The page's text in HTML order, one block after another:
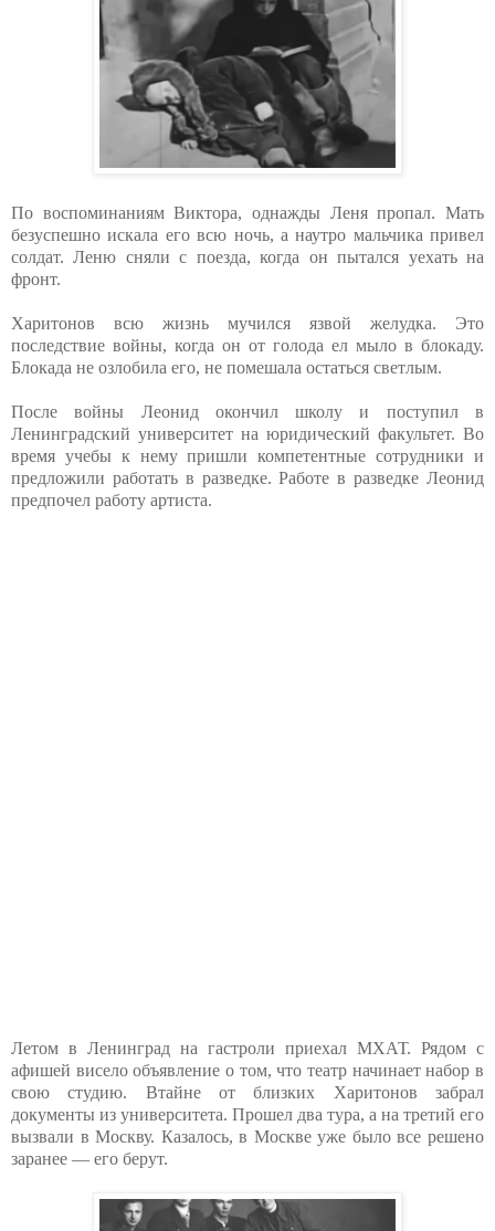
По воспоминаниям Виктора, однажды Леня пропал. Мать
безуспешно искала его всю ночь, а наутро мальчика привел
солдат. Леню сняли с поезда, когда он пытался уехать на
фронт.
Харитонов всю жизнь мучился язвой желудка. Это
последствие войны, когда он от голода ел мыло в блокаду.
Блокада не озлобила его, не помешала остаться светлым.
После войны Леонид окончил школу и поступил в
Ленинградский университет на юридический факультет. Во
время учебы к нему пришли компетентные сотрудники и
предложили работать в разведке. Работе в разведке Леонид
предпочел работу артиста.
Летом в Ленинград на гастроли приехал МХАТ. Рядом с
афишей висело объявление о том, что театр начинает набор в
свою студию. Втайне от близких Харитонов забрал
документы из университета. Прошел два тура, а на третий его
вызвали в Москву. Казалось, в Москве уже было все решено
заранее — его берут.